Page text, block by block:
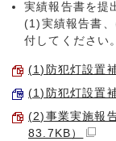
実績報告書を提
(1)実績報告書
付してください。
(1)防犯灯設置
(1)防犯灯設置
(2)事業実施報
83.7KB）